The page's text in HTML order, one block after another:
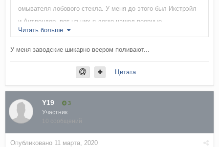
омывателя лобового стекла. У меня до этого был Икстрэйл
и Аутлендер, вот на них я легко нашел веерные
распылители. Уже так привык к хорошему, что когда увидел
штатные то чуть не прослезился. у нас довольно не
Если кто-то уже поменял на нормальные, дайте знать.
Читать больше
У меня заводские шикарно веером поливают...
Цитата
Y19 3
Участник
10 сообщений
Опубликовано 11 марта, 2020